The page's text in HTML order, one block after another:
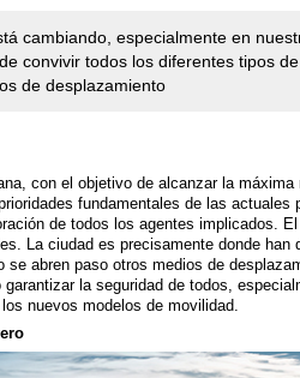
cambiando, especialmente en
convivir todos los diferentes tipos
de desplazamiento
con el objetivo de alcanzar la
fundamentales de las
de todos los agentes implicados.
La ciudad es precisamente donde
se abren paso otros medios de
la seguridad de todos,
nuevos modelos de movilidad.